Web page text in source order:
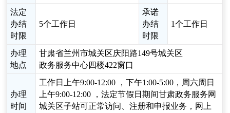
法定
办结
时限
5个工作日
承诺
办结
时限
1个工作日
办理
地点
甘肃省兰州市城关区庆阳路149号城关区
政务服务中心四楼422窗口
办理
时间
工作日上午9:00-12:00 ，下午1:00-5:00，周六周日
上午9:00-12:00 ，法定节假日期间甘肃政务服务网
城关区子站可正常访问、注册和申报业务，网上